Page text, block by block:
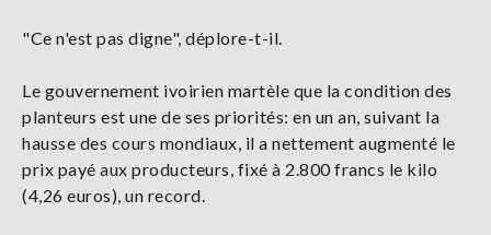
"Ce n'est pas digne", déplore-t-il.
Le gouvernement ivoirien martèle que la condition des
planteurs est une de ses priorités: en un an, suivant la
hausse des cours mondiaux, il a nettement augmenté le
prix payé aux producteurs, fixé à 2.800 francs le kilo
(4,26 euros), un record.